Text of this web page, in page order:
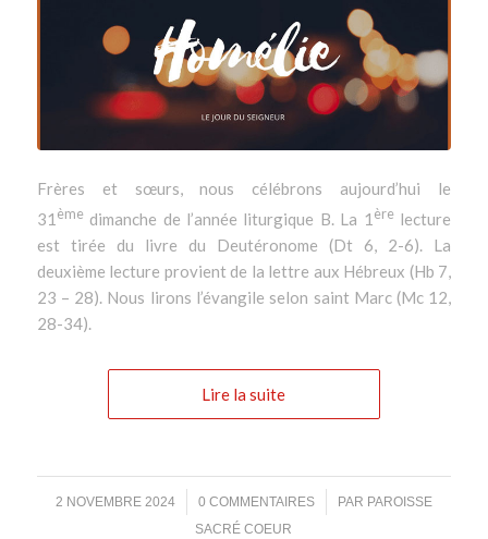
Frères et sœurs, nous célébrons aujourd’hui le
31 èmedimanche de l’année liturgique B. La 1 èrelecture
est tirée du livre du Deutéronome (Dt 6, 2-6). La
deuxième lecture provient de la lettre aux Hébreux (Hb 7,
23 – 28). Nous lirons l’évangile selon saint Marc (Mc 12,
28-34).
Lire la suite
2 NOVEMBRE 2024
/ 0 COMMENTAIRES
/ PAR PAROISSE
SACRÉ COEUR